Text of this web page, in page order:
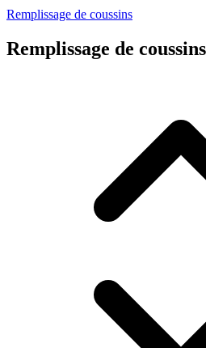
Remplissage de coussins
Remplissage de coussins